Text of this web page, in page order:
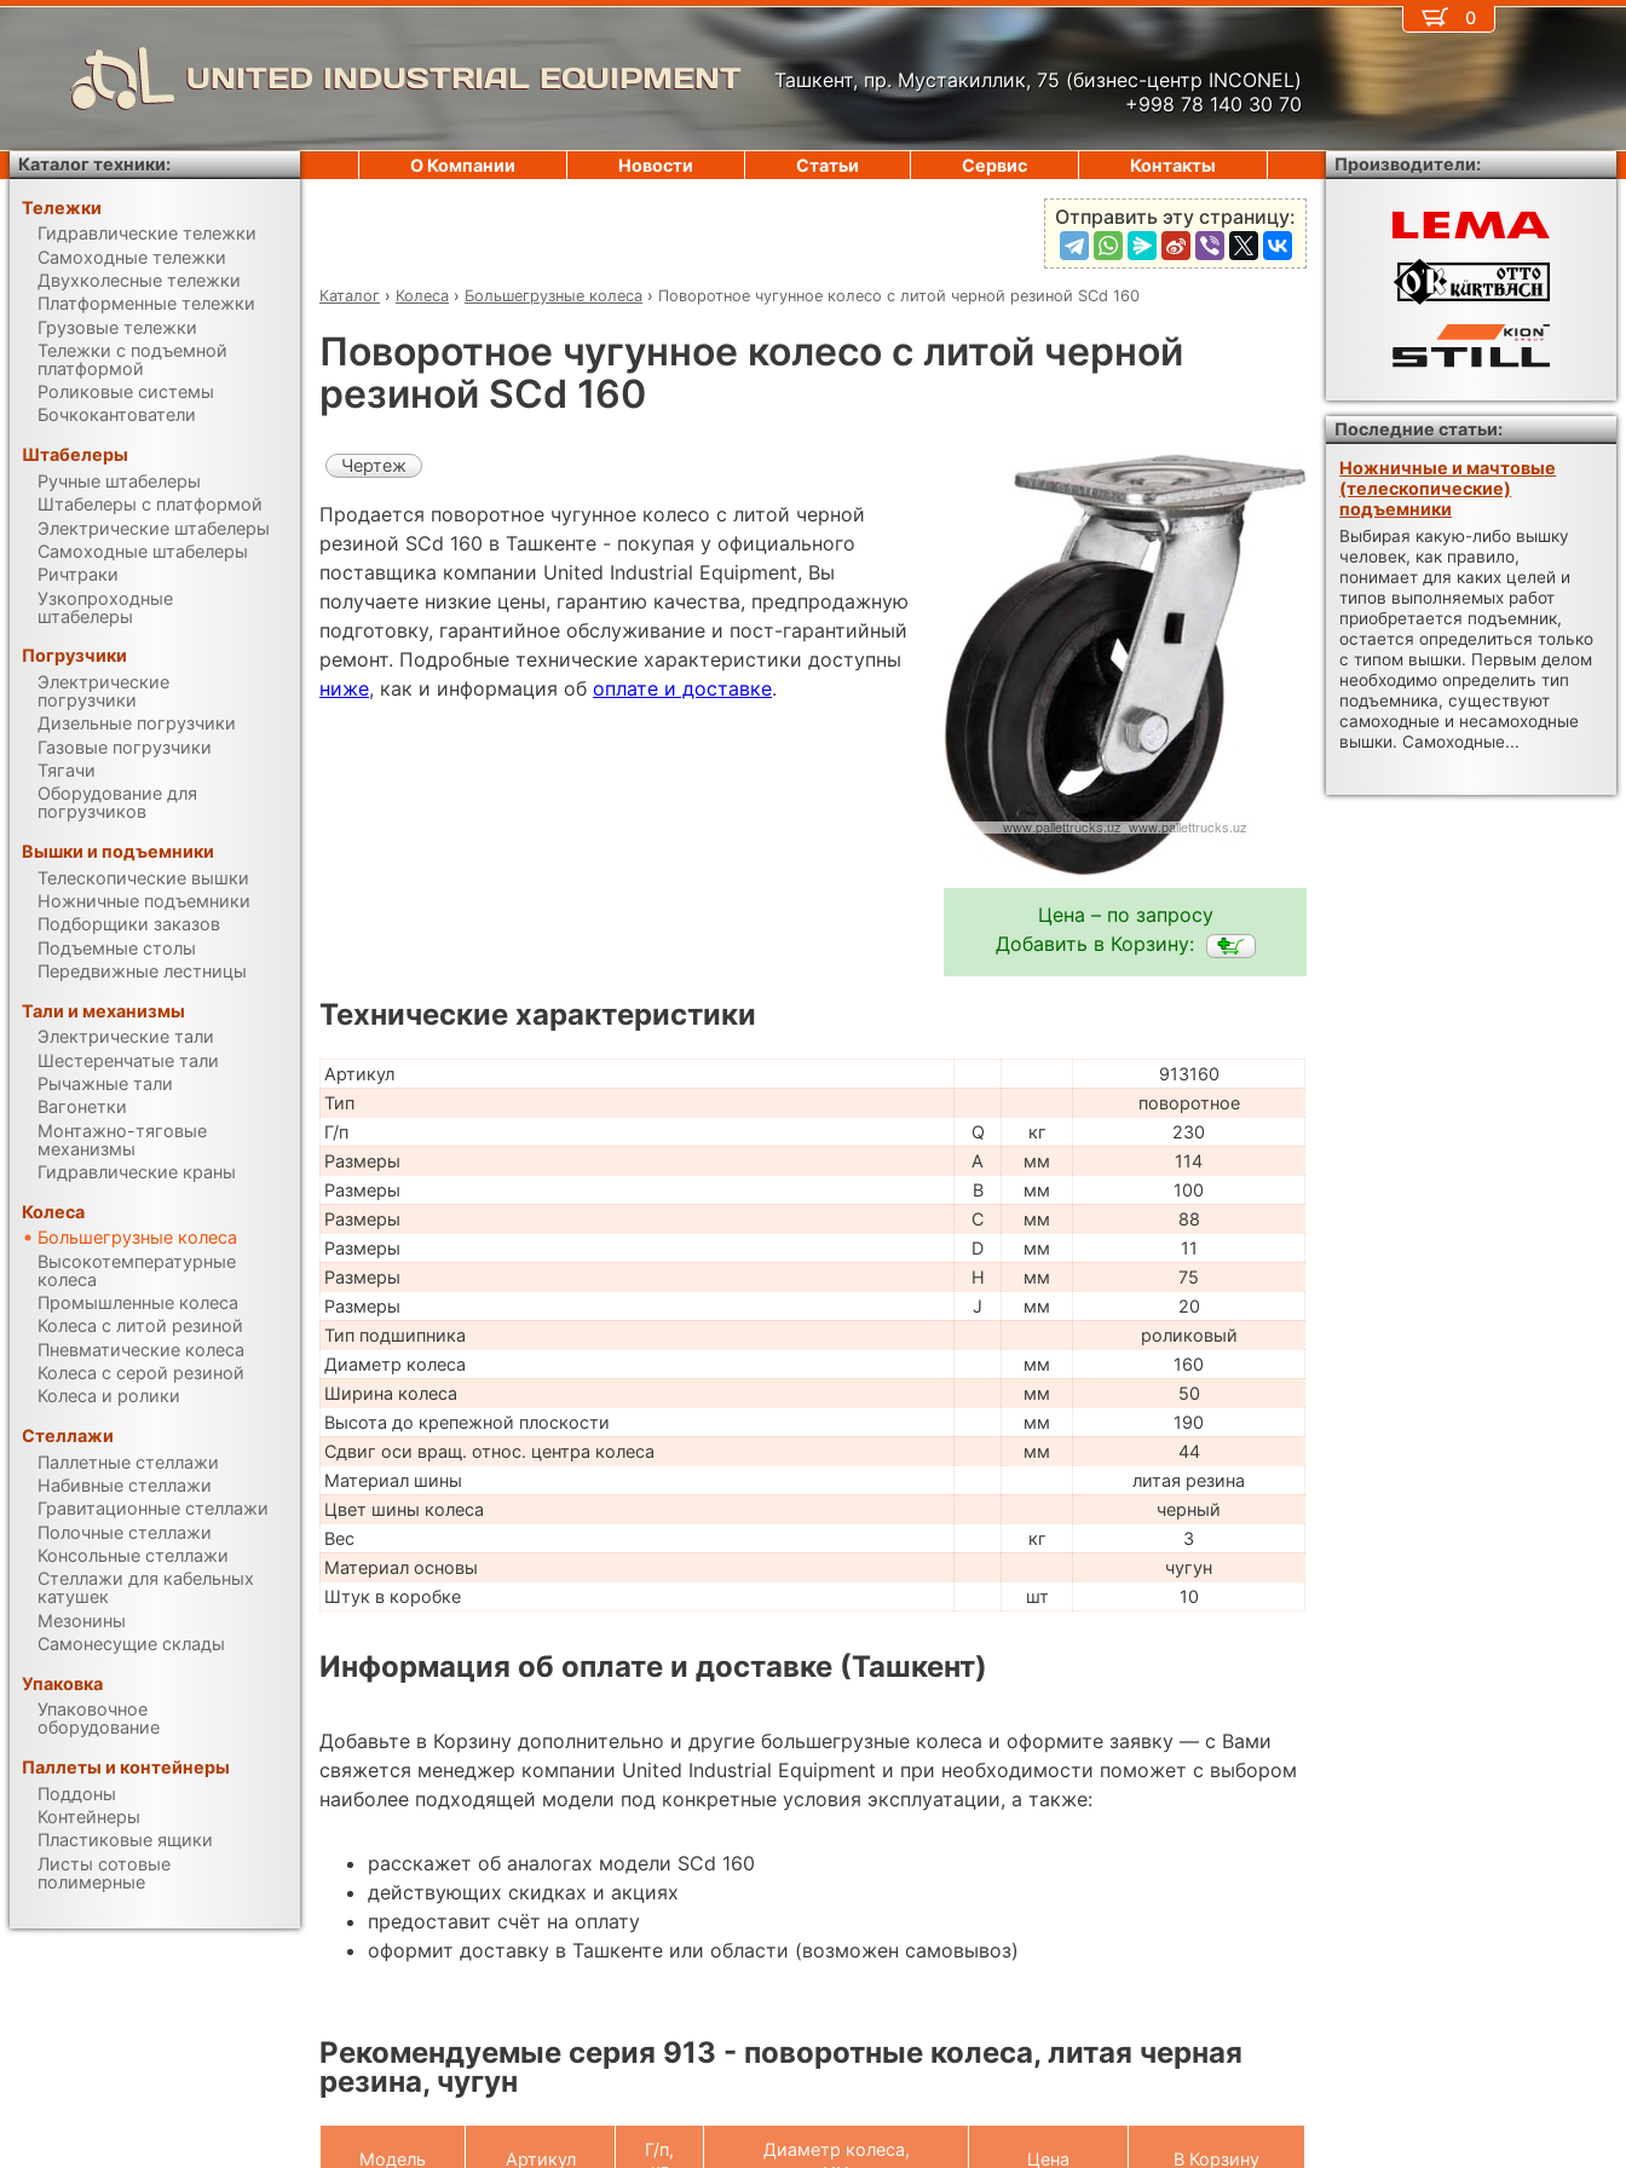
UNITED INDUSTRIAL EQUIPMENT Ташкент, пр. Мустакиллик, 75 (бизнес-центр INCONEL)
+998 78 140 30 70
Отправить эту страницу:
Каталог › Колеса › Большегрузные колеса › Поворотное чугунное колесо с литой черной резиной SCd 160
Поворотное чугунное колесо с литой черной
резиной SCd 160
Цена – по запросу
Добавить в Корзину:
Чертеж
Продается поворотное чугунное колесо с литой черной
резиной SCd 160 в Ташкенте - покупая у официального
поставщика компании United Industrial Equipment, Вы
получаете низкие цены, гарантию качества, предпродажную
подготовку, гарантийное обслуживание и пост-гарантийный
ремонт. Подробные технические характеристики доступны
ниже, как и информация об оплате и доставке.
Технические характеристики
Артикул
913160
Тип
поворотное
Г/п
Q кг
230
Размеры
A мм
114
Размеры
B мм
100
Размеры
C мм
88
Размеры
D мм
11
Размеры
H мм
75
Размеры
J мм
20
Тип подшипника
роликовый
Диаметр колеса
мм
160
Ширина колеса
мм
50
Высота до крепежной плоскости
мм
190
Сдвиг оси вращ. относ. центра колеса
мм
44
Материал шины
литая резина
Цвет шины колеса
черный
Вес
кг
3
Материал основы
чугун
Штук в коробке
шт 10
Информация об оплате и доставке (Ташкент)
Добавьте в Корзину дополнительно и другие большегрузные колеса и оформите заявку — с Вами
свяжется менеджер компании United Industrial Equipment и при необходимости поможет с выбором
наиболее подходящей модели под конкретные условия эксплуатации, а также:
расскажет об аналогах модели SCd 160
действующих скидках и акциях
предоставит счёт на оплату
оформит доставку в Ташкенте или области (возможен самовывоз)
Рекомендуемые серия 913 - поворотные колеса, литая черная
резина, чугун
Модель Артикул
Г/п,
Диаметр колеса,
Цена В Корзину
0
О Компании Новости Статьи Сервис Контакты
Каталог техники:
Тележки
Гидравлические тележки
Самоходные тележки
Двухколесные тележки
Платформенные тележки
Грузовые тележки
Тележки с подъемной
платформой
Роликовые системы
Бочкокантователи
Штабелеры
Ручные штабелеры
Штабелеры с платформой
Электрические штабелеры
Самоходные штабелеры
Ричтраки
Узкопроходные
штабелеры
Погрузчики
Электрические
погрузчики
Дизельные погрузчики
Газовые погрузчики
Тягачи
Оборудование для
погрузчиков
Вышки и подъемники
Телескопические вышки
Ножничные подъемники
Подборщики заказов
Подъемные столы
Передвижные лестницы
Тали и механизмы
Электрические тали
Шестеренчатые тали
Рычажные тали
Вагонетки
Монтажно-тяговые
механизмы
Гидравлические краны
Колеса
Большегрузные колеса
Высокотемпературные
колеса
Промышленные колеса
Колеса с литой резиной
Пневматические колеса
Колеса с серой резиной
Колеса и ролики
Стеллажи
Паллетные стеллажи
Набивные стеллажи
Гравитационные стеллажи
Полочные стеллажи
Консольные стеллажи
Стеллажи для кабельных
катушек
Мезонины
Самонесущие склады
Упаковка
Упаковочное
оборудование
Паллеты и контейнеры
Поддоны
Контейнеры
Пластиковые ящики
Листы сотовые
полимерные
Производители:
Последние статьи:
Ножничные и мачтовые
(телескопические)
подъемники
Выбирая какую-либо вышку
человек, как правило,
понимает для каких целей и
типов выполняемых работ
приобретается подъемник,
остается определиться только
с типом вышки. Первым делом
необходимо определить тип
подъемника, существуют
самоходные и несамоходные
вышки. Самоходные...